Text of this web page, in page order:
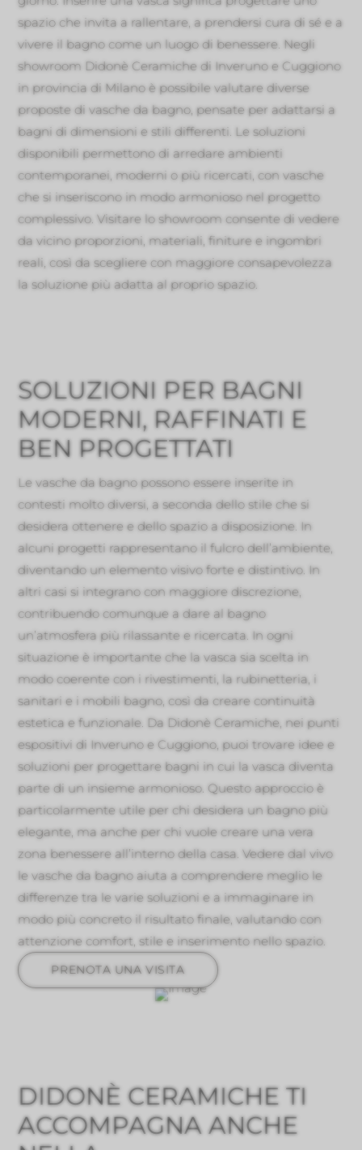
spazio che invita a rallentare, a prendersi cura di sé e a
vivere il bagno come un luogo di benessere. Negli
showroom Didonè Ceramiche di Inveruno e Cuggiono
in provincia di Milano è possibile valutare diverse
proposte di vasche da bagno, pensate per adattarsi a
bagni di dimensioni e stili differenti. Le soluzioni
disponibili permettono di arredare ambienti
contemporanei, moderni o più ricercati, con vasche
che si inseriscono in modo armonioso nel progetto
complessivo. Visitare lo showroom consente di vedere
da vicino proporzioni, materiali, finiture e ingombri
reali, così da scegliere con maggiore consapevolezza
la soluzione più adatta al proprio spazio.
SOLUZIONI PER BAGNI
MODERNI, RAFFINATI E
BEN PROGETTATI
Le vasche da bagno possono essere inserite in
contesti molto diversi, a seconda dello stile che si
desidera ottenere e dello spazio a disposizione. In
alcuni progetti rappresentano il fulcro dell’ambiente,
diventando un elemento visivo forte e distintivo. In
altri casi si integrano con maggiore discrezione,
contribuendo comunque a dare al bagno
un’atmosfera più rilassante e ricercata. In ogni
situazione è importante che la vasca sia scelta in
modo coerente con i rivestimenti, la rubinetteria, i
sanitari e i mobili bagno, così da creare continuità
estetica e funzionale. Da Didonè Ceramiche, nei punti
espositivi di Inveruno e Cuggiono, puoi trovare idee e
soluzioni per progettare bagni in cui la vasca diventa
parte di un insieme armonioso. Questo approccio è
particolarmente utile per chi desidera un bagno più
elegante, ma anche per chi vuole creare una vera
zona benessere all’interno della casa. Vedere dal vivo
le vasche da bagno aiuta a comprendere meglio le
differenze tra le varie soluzioni e a immaginare in
modo più concreto il risultato finale, valutando con
attenzione comfort, stile e inserimento nello spazio.
PRENOTA UNA VISITA
DIDONÈ CERAMICHE TI
ACCOMPAGNA ANCHE